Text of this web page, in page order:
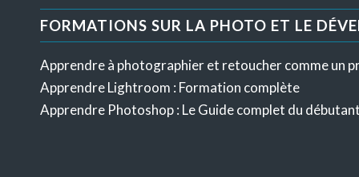
FORMATIONS SUR LA PHOTO ET LE
Apprendre à photographier et retoucher comme un
Apprendre Lightroom : Formation complète
Apprendre Photoshop : Le Guide complet du débutant